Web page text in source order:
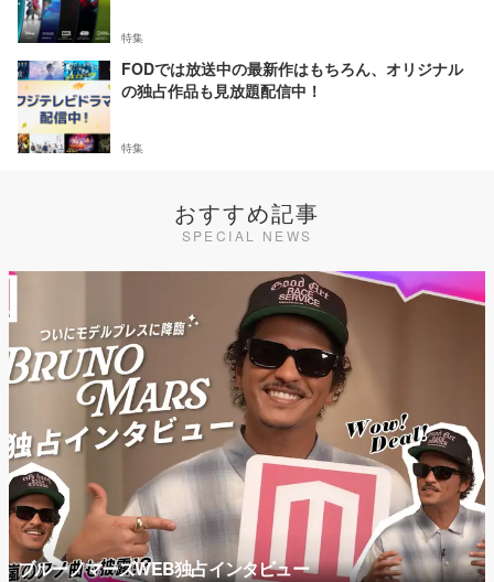
特集
FODでは放送中の最新作はもちろん、オリジナル
の独占作品も見放題配信中！
特集
おすすめ記事
SPECIAL NEWS
ブルーノマーズWEB独占インタビュー